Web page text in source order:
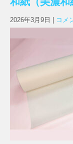
2026年3月9日 コメ